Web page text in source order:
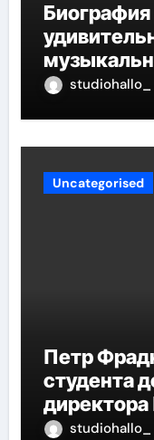
проникнет
studiohallo_
Uncategorised
Петр
студента
биография
studiohallo_